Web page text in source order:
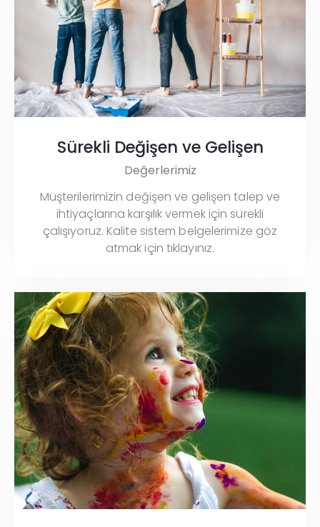
Sürekli Değişen ve Gelişen
Değerlerimiz
Müşterilerimizin değişen ve gelişen talep ve
ihtiyaçlarına karşılık vermek için sürekli
çalışıyoruz. Kalite sistem belgelerimize göz
atmak için tıklayınız.